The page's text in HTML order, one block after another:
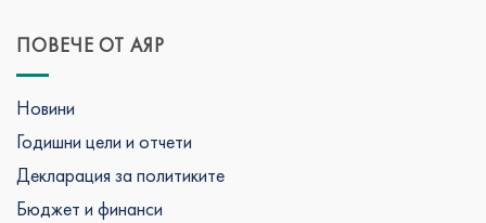
ПОВЕЧЕ ОТ АЯР
Новини
Годишни цели и отчети
Декларация за политиките
Бюджет и финанси